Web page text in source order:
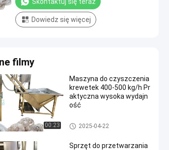
Dowiedz się więcej
filmy
00:23
Maszyna do czyszczenia
krewetek 400-500 kg/h Pr
aktyczna wysoka wydajn
ość
Maszyna do czyszczenia kre
wetek
2025-04-22
Sprzęt do przetwarzania